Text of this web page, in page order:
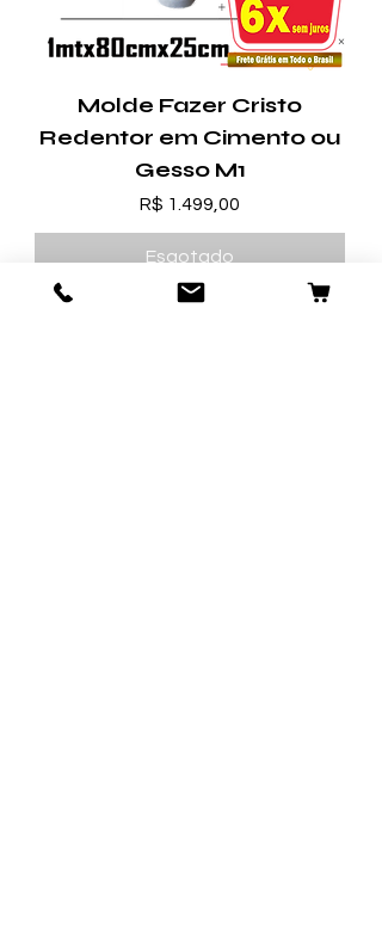
Molde Fazer Cristo
Redentor em Cimento ou
Gesso M1
Preço
R$ 1.499,00
Esgotado
Massa Mole